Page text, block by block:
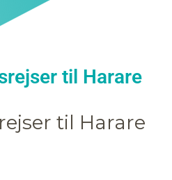
til Harare
til Harare